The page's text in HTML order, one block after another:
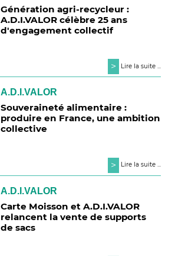
Génération agri-recycleur :
A.D.I.VALOR célèbre 25 ans
d'engagement collectif
> Lire la suite ...
A.D.I.VALOR
Souveraineté alimentaire :
produire en France, une ambition
collective
> Lire la suite ...
A.D.I.VALOR
Carte Moisson et A.D.I.VALOR
relancent la vente de supports
de sacs